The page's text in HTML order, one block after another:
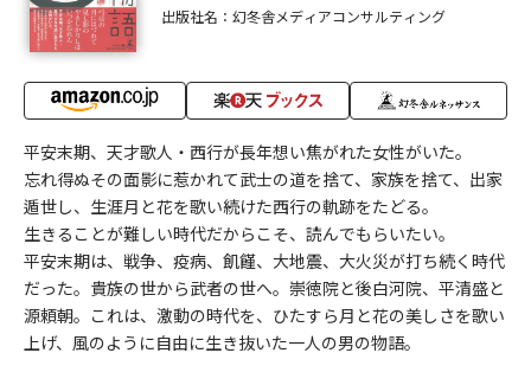
出版社名：幻冬舎メディアコンサルティング
平安末期、天才歌人・西行が長年想い焦がれた女性がいた。
忘れ得ぬその面影に惹かれて武士の道を捨て、家族を捨て、出家
遁世し、生涯月と花を歌い続けた西行の軌跡をたどる。
生きることが難しい時代だからこそ、読んでもらいたい。
平安末期は、戦争、疫病、飢饉、大地震、大火災が打ち続く時代
だった。貴族の世から武者の世へ。崇徳院と後白河院、平清盛と
源頼朝。これは、激動の時代を、ひたすら月と花の美しさを歌い
上げ、風のように自由に生き抜いた一人の男の物語。